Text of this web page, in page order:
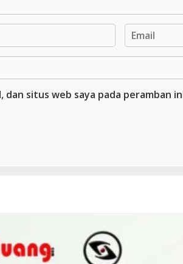
dan situs web saya pada peramban